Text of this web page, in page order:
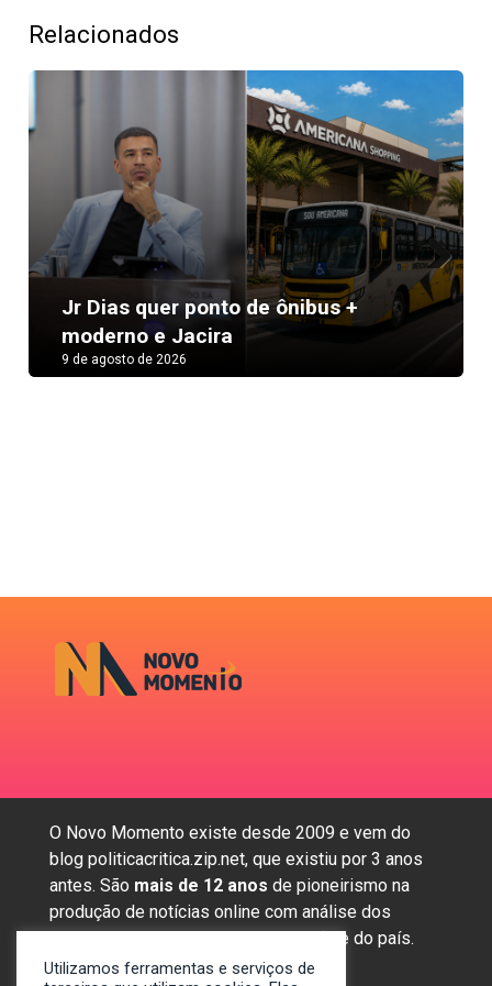
Relacionados
Jr Dias quer ponto de ônibus +
moderno e Jacira
9 de agosto de 2026
Next
O Novo Momento existe desde 2009 e vem do
blog politicacritica.zip.net, que existiu por 3 anos
antes. São mais de 12 anos de pioneirismo na
produção de notícias online com análise dos
assuntos mais importantes da região e do país.
Utilizamos ferramentas e serviços de